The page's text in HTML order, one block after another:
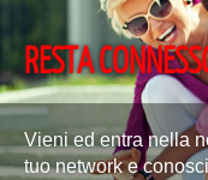
RESTA
Vieni ed entra nella
tuo network e